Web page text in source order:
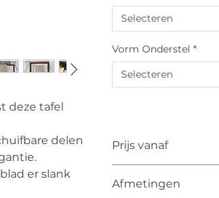
deze tafel
delen
er slank
Selecteren
Vorm Onderstel *
Selecteren
Prijs vanaf
De uiteindelijke prijs
Afmetingen